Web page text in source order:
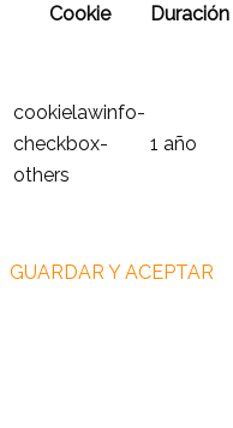
Cookie
Duración
cookielawinfo-
checkbox-
others
1 año
GUARDAR Y ACEPTAR